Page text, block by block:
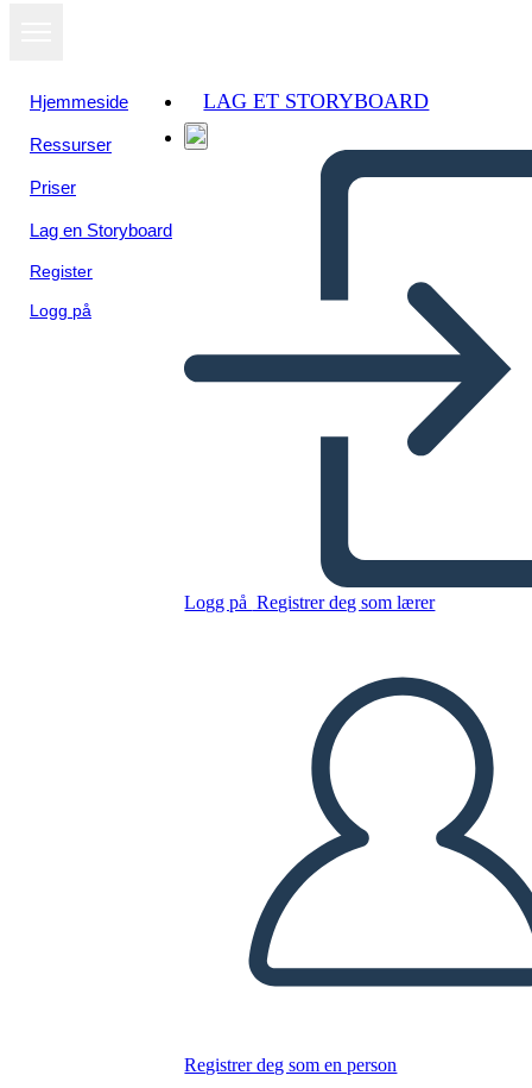
Hjemmeside
Ressurser
Priser
Lag en Storyboard
Register
Logg på
LAG ET STORYBOARD
Logg på Registrer deg som lærer
Registrer deg som en person
DENGUE EN LA CIUDAD
DE PIURA
LAGE ET STORYBOARD
SPILLE AV LYSBILDEFREMVISNING
LES FOR MEG
Vis som
lysbildefremvisning